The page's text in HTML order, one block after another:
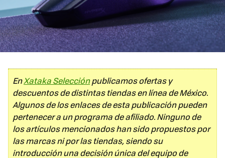
EnXataka Selecciónpublicamos ofertas y
descuentos de distintas tiendas en línea de México.
Algunos de los enlaces de esta publicación pueden
pertenecer a un programa de afiliado. Ninguno de
los artículos mencionados han sido propuestos por
las marcas ni por las tiendas, siendo su
introducción una decisión única del equipo de